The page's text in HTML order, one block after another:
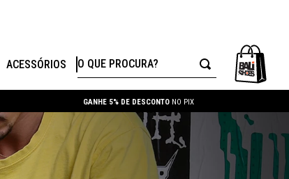
ACESSÓRIOS
O QUE PROCURA?
GANHE 5% DE DESCONTO NO PIX